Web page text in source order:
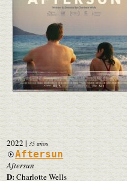
2022 | 35 años
Aftersun
Aftersun
D:Charlotte Wells